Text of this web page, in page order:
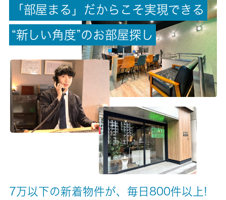
駐車場/料金
無/-
有/18000円
保険名/保険期間
-/2年
保証人代行
円） 毎月：システム使用料（口座引落等）：月額賃料等の合計
「 部屋 ま る 」 だ か ら こ そ実現で き る
“新 し い角 度”のお部屋探 し
7万以下の新着物件が、毎日800件以上!